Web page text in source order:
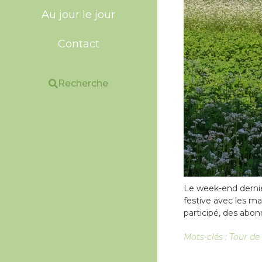
Au jour le jour
Contact
Recherche
Le week-end
festive avec les
participé, des
Mots-clés : Tour